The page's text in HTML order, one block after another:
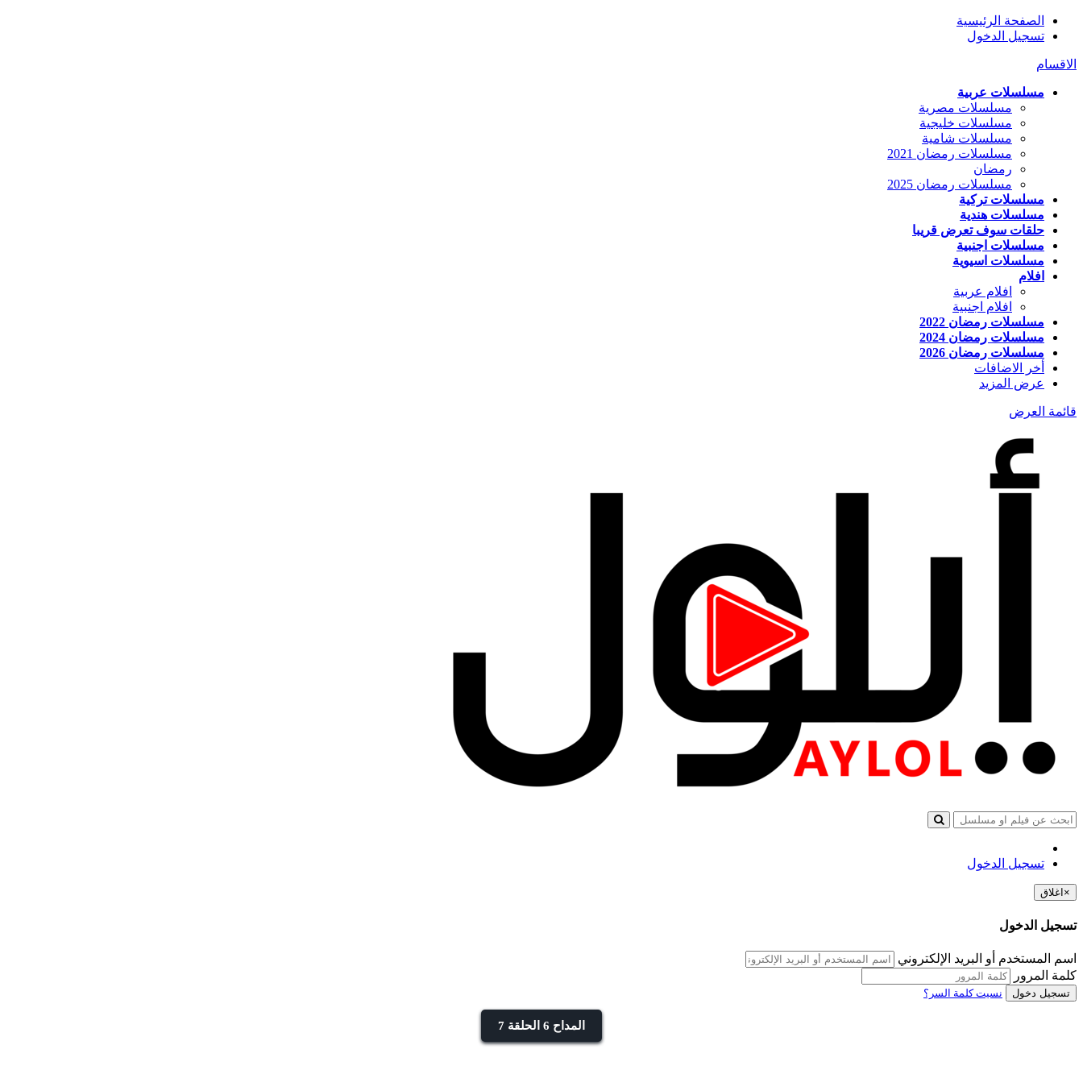
الصفحة الرئيسية
تسجيل الدخول
الاقسام
مسلسلات عربية
مسلسلات مصرية
مسلسلات خليجية
مسلسلات شامية
مسلسلات رمضان 2021
رمضان
مسلسلات رمضان 2025
مسلسلات تركية
مسلسلات هندية
حلقات سوف تعرض قريبا
مسلسلات اجنبية
مسلسلات اسيوية
افلام
افلام عربية
افلام اجنبية
مسلسلات رمضان 2022
مسلسلات رمضان 2024
مسلسلات رمضان 2026
أخر الاضافات
عرض المزيد
قائمة العرض
تسجيل الدخول
× اغلاق
تسجيل الدخول
اسم المستخدم أو البريد الإلكتروني
كلمة المرور
تسجيل دخول نسيت كلمة السر؟
المداح 6 الحلقة 7